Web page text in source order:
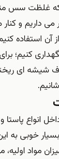
غلظت سس
داریم و کنار
آن استفاده
کنیم؛
ای
انواع پاستا و
خوبی به
مواد اولیه،